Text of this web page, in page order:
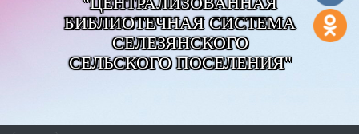
БИБЛИОТЕЧНАЯ СИСТЕМА
СЕЛЕЗЯНСКОГО
СЕЛЬСКОГО ПОСЕЛЕНИЯ"